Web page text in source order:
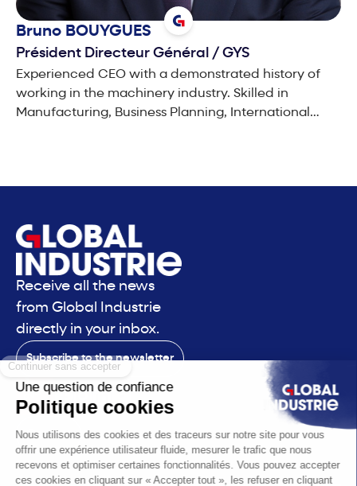
Bruno BOUYGUES
Président Directeur Général / GYS
Experienced CEO with a demonstrated history of
working in the machinery industry. Skilled in
Manufacturing, Business Planning, International
Receive all the news
from Global Industrie
directly in your inbox.
Subscribe to the newsletter
Contact